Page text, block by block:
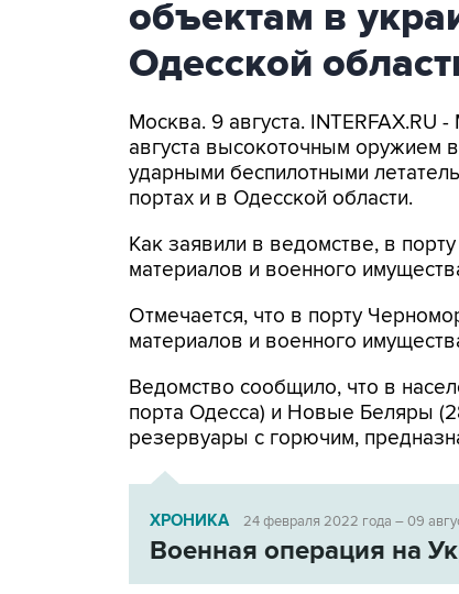
объектам в
Одесской
Москва. 9 августа.
августа высокоточным оружием
ударными беспилотными
портах и в Одесской области.
Как заявили в ведомстве, в
материалов и военного
Отмечается, что в порту
материалов и военного
Ведомство сообщило, что в
порта Одесса) и Новые Беляры
резервуары с горючим,
ХРОНИКА 24 февраля 2022 года – 09
Военная операция на